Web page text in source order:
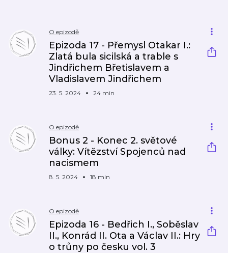
O epizodě
Epizoda 17 - Přemysl Otakar I.:
Zlatá bula sicilská a trable s
Jindřichem Břetislavem a
Vladislavem Jindřichem
23. 5. 2024 24 min
O epizodě
Bonus 2 - Konec 2. světové
války: Vítězství Spojenců nad
nacismem
8. 5. 2024 18 min
O epizodě
Epizoda 16 - Bedřich I., Soběslav
II., Konrád II. Ota a Václav II.: Hry
o trůny po česku vol. 3